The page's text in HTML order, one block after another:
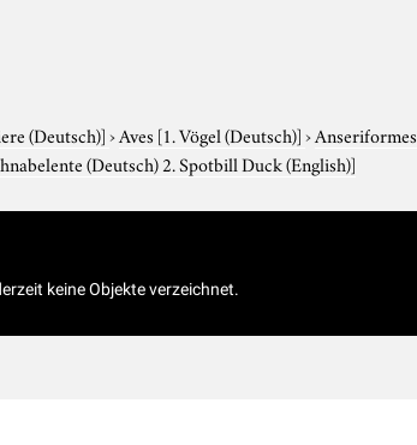
(Deutsch)]›Aves [1. Vögel (Deutsch)]›Anseriformes
(Deutsch) 2. Spotbill Duck (English)]
keine Objekte verzeichnet.